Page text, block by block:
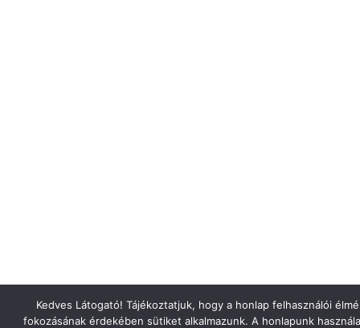
Kedves Látogató! Tájékoztatjuk, hogy a honlap felhasználói
fokozásának érdekében sütiket alkalmazunk. A honlapunk